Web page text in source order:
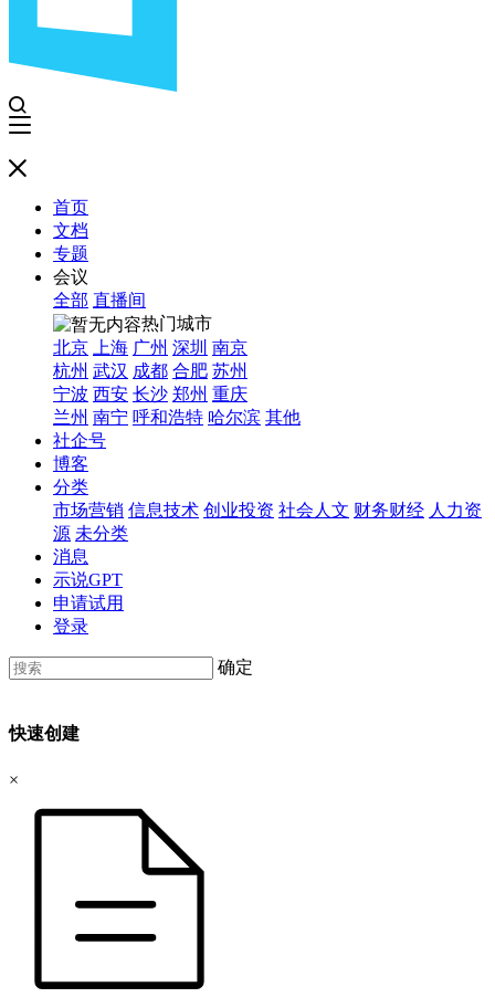
首页
文档
专题
会议
全部 直播间
热门城市
北京
上海 广州 深圳 南京
杭州 武汉 成都 合肥 苏州
宁波 西安 长沙 郑州 重庆
兰州 南宁 呼和浩特 哈尔滨 其他
社企号
博客
分类
市场营销 信息技术 创业投资 社会人文 财务财经 人力资
源 未分类
消息
示说GPT
申请试用
登录
确定
快速创建
×